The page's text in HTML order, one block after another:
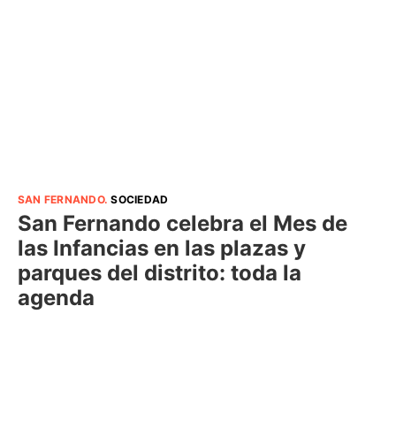
SAN FERNANDO.SOCIEDAD
San Fernando celebra el Mes de
las Infancias en las plazas y
parques del distrito: toda la
agenda